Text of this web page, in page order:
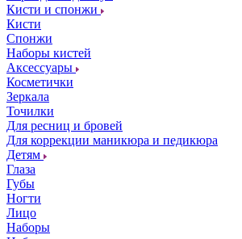
Кисти и спонжи
Кисти
Спонжи
Наборы кистей
Аксессуары
Косметички
Зеркала
Точилки
Для ресниц и бровей
Для коррекции маникюра и педикюра
Детям
Глаза
Губы
Ногти
Лицо
Наборы